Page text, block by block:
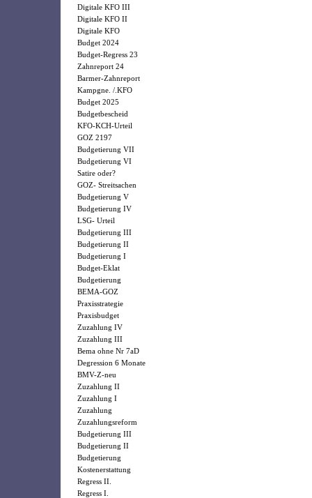
Digitale KFO III
Digitale KFO II
Digitale KFO
Budget 2024
Budget-Regress 23
Zahnreport 24
Barmer-Zahnreport
Kampgne. /.KFO
Budget 2025
Budgetbescheid
KFO-KCH-Urteil
GOZ 2197
Budgetierung VII
Budgetierung VI
Satire oder?
GOZ- Streitsachen
Budgetierung V
Budgetierung IV
LSG- Urteil
Budgetierung III
Budgetierung II
Budgetierung I
Budget-Eklat
Budgetierung
BEMA-GOZ
Praxisstrategie
Praxisbudget
Zuzahlung IV
Zuzahlung III
Bema ohne Nr 7aD
Degression 6 Monate
BMV-Z-neu
Zuzahlung II
Zuzahlung I
Zuzahlung
Zuzahlungsreform
Budgetierung III
Budgetierung II
Budgetierung
Kostenerstattung
Regress II.
Regress I.